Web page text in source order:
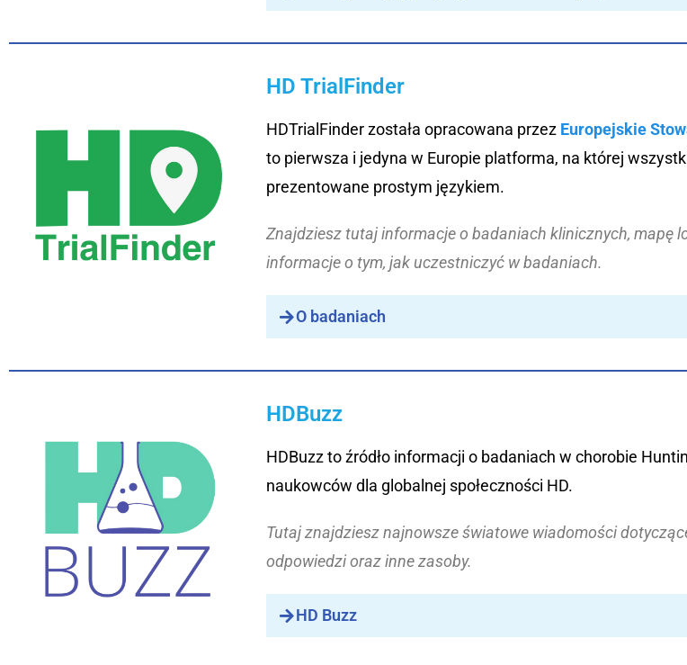
HD TrialFinder
HDTrialFinder została opracowana przez Europejskie
to pierwsza i jedyna w Europie platforma, na której
prezentowane prostym językiem.
Znajdziesz tutaj informacje o badaniach klinicznych, mapę
informacje o tym, jak uczestniczyć w badaniach.
O badaniach
HDBuzz
HDBuzz to źródło informacji o badaniach w chorobie
naukowców dla globalnej społeczności HD.
Tutaj znajdziesz najnowsze światowe wiadomości
odpowiedzi oraz inne zasoby.
HD Buzz